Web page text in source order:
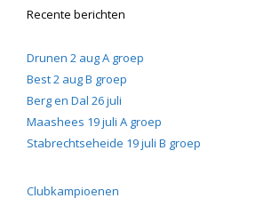
Recente berichten
Drunen 2 aug A groep
Best 2 aug B groep
Berg en Dal 26 juli
Maashees 19 juli A groep
Stabrechtseheide 19 juli B groep
Clubkampioenen